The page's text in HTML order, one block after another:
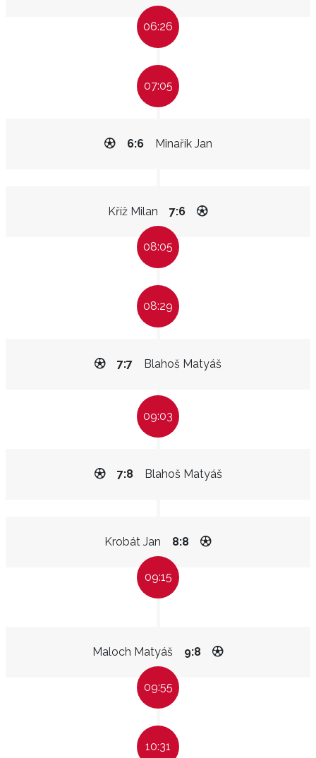
06:26
07:05
Minařík Jan
6:6
Kříž Milan 7:6
08:05
08:29
Blahoš Matyáš
7:7
09:03
Blahoš Matyáš
7:8
Krobát Jan 8:8
09:15
Maloch Matyáš 9:8
09:55
10:31